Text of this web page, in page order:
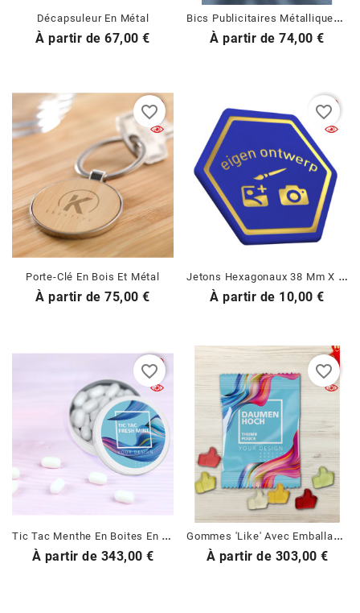
Décapsuleur En Métal
À partir dePrix
67,00 €
B
Ics Publicitaires Métalliques (mat)
À partir dePrix
74,00 €
Porte-Clé En Bois Et Métal
À partir dePrix
75,00 €
favorite_border
J
Etons Hexagonaux 38 Mm X 38 Mm
À partir de Prix
10,00 €
favorite_border
T
Ic Tac Menthe En Boites En Métal Personnalisées
À partir de Prix
343,00 €
favorite_border
G
Ommes 'Like' Avec Emballage Personnalisé
À partir de Prix
303,00 €
favorite_border